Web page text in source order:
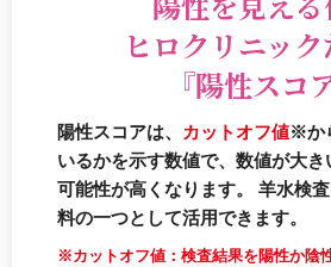
ヒロクリニッ
『陽性スコ
陽性スコアは、 カットオフ値※か
いるかを示す数値で、数値が大
可能性が高くなります。 羊水検
料の一つとして活用できます。
※カットオフ値：検査結果を陽性か陰